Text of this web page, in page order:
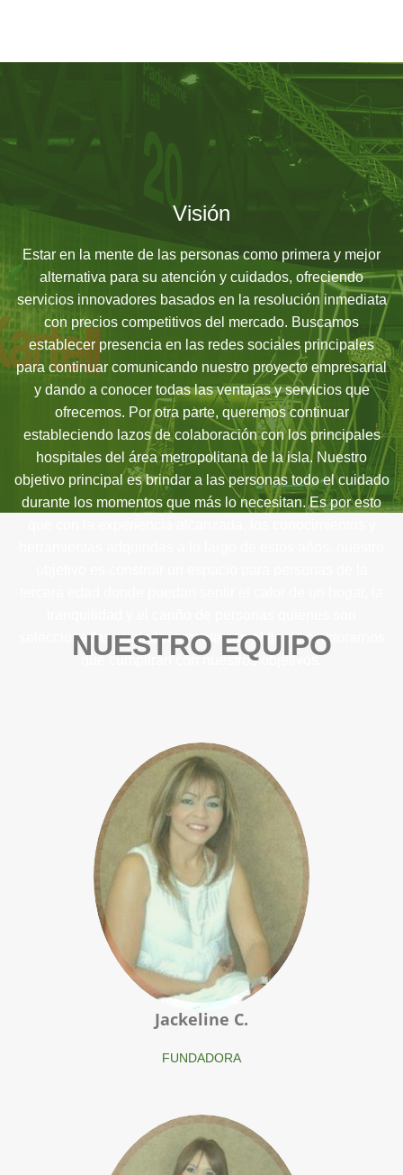
Visión
Estar en la mente de las personas como primera y mejor
alternativa para su atención y cuidados, ofreciendo
servicios innovadores basados en la resolución inmediata
con precios competitivos del mercado. Buscamos
establecer presencia en las redes sociales principales
para continuar comunicando nuestro proyecto empresarial
y dando a conocer todas las ventajas y servicios que
ofrecemos. Por otra parte, queremos continuar
estableciendo lazos de colaboración con los principales
hospitales del área metropolitana de la isla. Nuestro
objetivo principal es brindar a las personas todo el cuidado
durante los momentos que más lo necesitan. Es por esto
seleccionadas cuidadosamente con el fin de cerciorarnos
que cumplirán con nuestros objetivos.
NUESTRO EQUIPO
Jackeline C.
FUNDADORA